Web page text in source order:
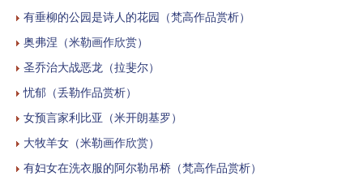
有垂柳的公园是诗人的花园（梵高作品赏析）
奥弗涅（米勒画作欣赏）
圣乔治大战恶龙（拉斐尔）
忧郁（丢勒作品赏析）
女预言家利比亚（米开朗基罗）
大牧羊女（米勒画作欣赏）
有妇女在洗衣服的阿尔勒吊桥（梵高作品赏析）